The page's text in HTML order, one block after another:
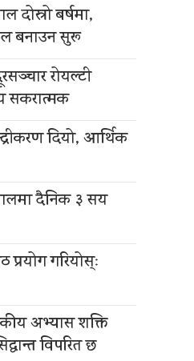
दोस्रो बर्षमा,
बनाउन सुरू
रोयल्टी
सकरात्मक
दियो, आर्थिक
दैनिक ३ सय
गरियोस्ः
अभ्यास शक्ति
विपरित छ